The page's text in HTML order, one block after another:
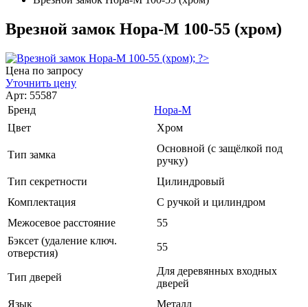
Врезной замок Нора-М 100-55 (хром)
Цена по запросу
Уточнить цену
Арт: 55587
Бренд
Нора-М
Цвет
Хром
Тип замка
Основной (с защёлкой под
ручку)
Тип секретности
Цилиндровый
Комплектация
С ручкой и цилиндром
Межосевое расстояние
55
Бэксет (удаление ключ.
отверстия)
55
Тип дверей
Для деревянных входных
дверей
Язык
Металл